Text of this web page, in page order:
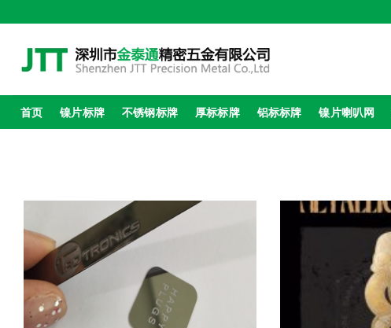
首页 镍片标牌 不锈钢标牌 厚标标牌 铝标标牌 镍片喇叭网